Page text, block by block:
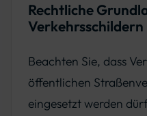
Rechtliche
Verkehrsschildern
Beachten Sie, dass
öffentlichen
eingesetzt werden